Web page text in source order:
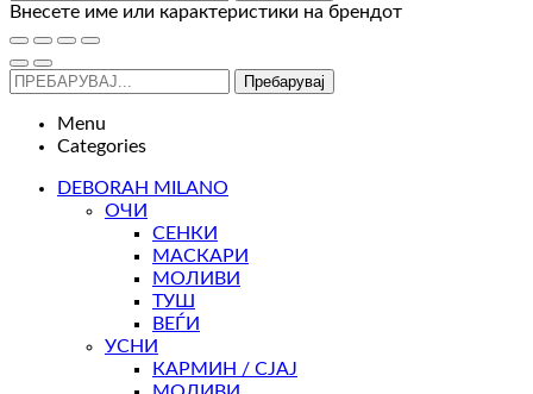
Внесете име или карактеристики на брендот
Пребарувај
Menu
Categories
DEBORAH MILANO
ОЧИ
СЕНКИ
МАСКАРИ
МОЛИВИ
ТУШ
ВЕЃИ
УСНИ
КАРМИН / СЈАЈ